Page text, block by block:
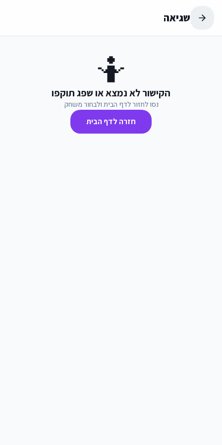
שגיאה
🤷
הקישור לא נמצא או שפג תוקפו
נסו לחזור לדף הבית ולבחור משחק
חזרה לדף הבית